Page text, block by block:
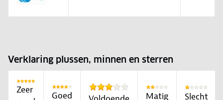
Verklaring plussen, minnen en sterren
Zeer
Goed Matig Slecht